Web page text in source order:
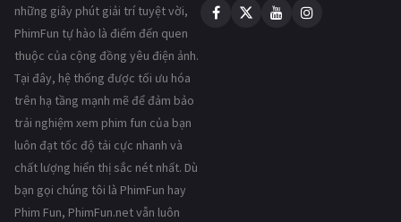
những giây phút giải trí tuyệt vời,
PhimFun tự hào là điểm đến quen
thuộc của cộng đồng yêu điện ảnh.
Tại đây, hệ thống được tối ưu hóa
trên hạ tầng mạnh mẽ để đảm bảo
trải nghiệm xem phim fun của bạn
luôn đạt tốc độ tải cực nhanh và
chất lượng hiển thị sắc nét nhất. Dù
bạn gọi chúng tôi là PhimFun hay
Phim Fun, PhimFun.net vẫn luôn